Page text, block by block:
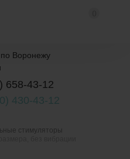
по Воронежу
658-43-12
430-43-12
стимуляторы